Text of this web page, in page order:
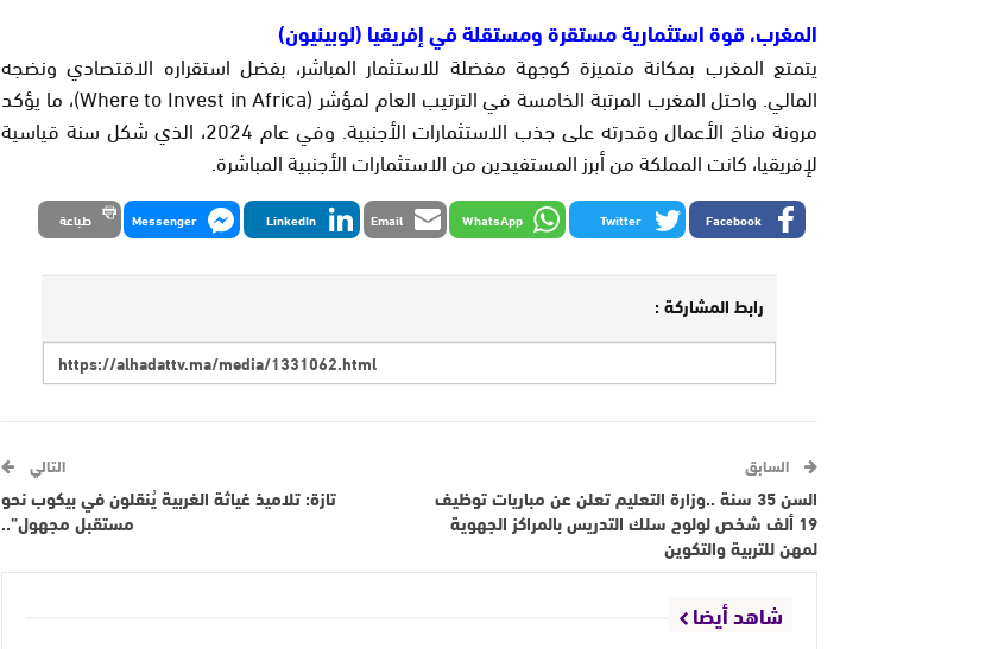
المغرب، قوة استثمارية مستقرة ومستقلة في إفريقيا (لوبينيون)
يتمتع المغرب بمكانة متميزة كوجهة مفضلة للاستثمار المباشر، بفضل استقراره الاقتصادي ونضجه
المالي. واحتل المغرب المرتبة الخامسة في الترتيب العام لمؤشر (Where to Invest in Africa)، ما يؤكد
مرونة مناخ الأعمال وقدرته على جذب الاستثمارات الأجنبية. وفي عام 2024، الذي شكل سنة قياسية
لإفريقيا، كانت المملكة من أبرز المستفيدين من الاستثمارات الأجنبية المباشرة.
Facebook
Twitter
WhatsApp
Email
LinkedIn
Messenger طباعة
رابط المشاركة :
السابق
السن 35 سنة ..وزارة التعليم تعلن عن مباريات توظيف
19 ألف شخص لولوج سلك التدريس بالمراكز الجهوية
لمهن للتربية والتكوين
التالي
تازة: تلاميذ غياثة الغربية يُنقلون في بيكوب نحو
مستقبل مجهول”..
شاهد أيضا